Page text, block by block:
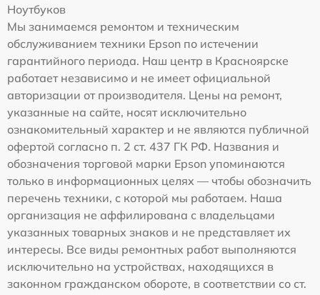
Ноутбуков
Мы занимаемся ремонтом и техническим
обслуживанием техники Epson по истечении
гарантийного периода. Наш центр в Красноярске
работает независимо и не имеет официальной
авторизации от производителя. Цены на ремонт,
указанные на сайте, носят исключительно
ознакомительный характер и не являются публичной
офертой согласно п. 2 ст. 437 ГК РФ. Названия и
обозначения торговой марки Epson упоминаются
только в информационных целях — чтобы обозначить
перечень техники, с которой мы работаем. Наша
организация не аффилирована с владельцами
указанных товарных знаков и не представляет их
интересы. Все виды ремонтных работ выполняются
исключительно на устройствах, находящихся в
законном гражданском обороте, в соответствии со ст.